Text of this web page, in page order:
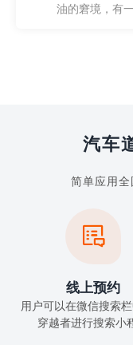
油的窘境，有
汽车
简单应用

线上预约
用户可以在微信搜索
穿越者进行搜索小